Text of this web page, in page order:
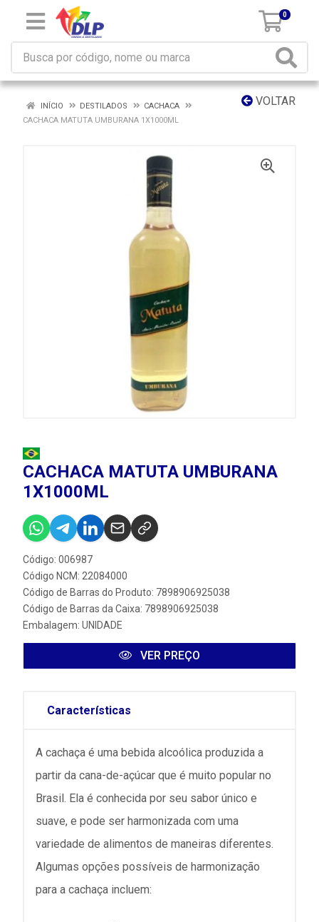
0
VOLTAR
INÍCIO DESTILADOS
CACHACA
CACHACA MATUTA UMBURANA 1X1000ML
CACHACA MATUTA UMBURANA
1X1000ML
Código: 006987
Código NCM: 22084000
Código de Barras do Produto: 7898906925038
Código de Barras da Caixa: 7898906925038
Embalagem: UNIDADE
VER PREÇO
Características
A cachaça é uma bebida alcoólica produzida a
partir da cana-de-açúcar que é muito popular no
Brasil. Ela é conhecida por seu sabor único e
suave, e pode ser harmonizada com uma
variedade de alimentos de maneiras diferentes.
Algumas opções possíveis de harmonização
para a cachaça incluem: